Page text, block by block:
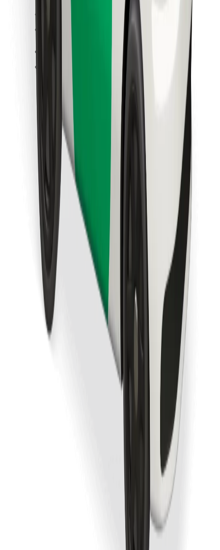
Obtenez un trajet en quelques minutes !
Télécharger l'appli Bolt
Retrouvez tous vos plats favoris !
Télécharger l'appli Bolt Food